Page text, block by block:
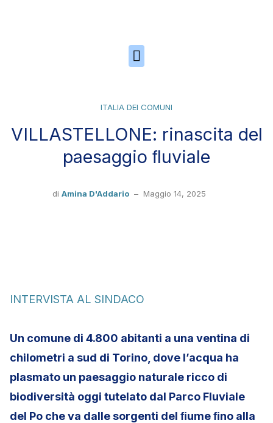
ITALIA DEI COMUNI
VILLASTELLONE: rinascita del
paesaggio ﬂuviale
di Amina D'Addario – Maggio 14, 2025
INTERVISTA AL SINDACO
Un comune di 4.800 abitanti a una ventina di
chilometri a sud di Torino, dove l’acqua ha
plasmato un paesaggio naturale ricco di
biodiversità oggi tutelato dal Parco Fluviale
del Po che va dalle sorgenti del ﬁume ﬁno alla